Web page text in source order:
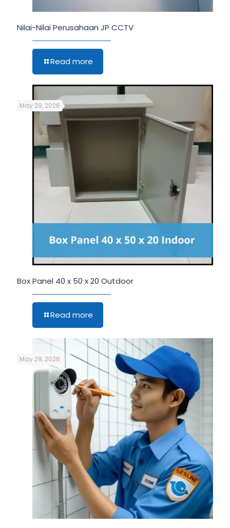
Nilai-Nilai Perusahaan JP CCTV
Read more
May 29, 2026
Box Panel 40 x 50 x 20 Outdoor
Read more
May 29, 2026